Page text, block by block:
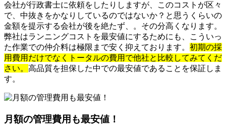
会社が行政書士に依頼をしたりしますが、このコストが区々
で、中抜きをかなりしているのではないか？と思うくらいの
金額を提示する会社が後を絶たず、。その分高くなります。
弊社はランニングコストを最安値にするためにも、こういっ
た作業での仲介料は極限まで安く抑えております。 初期の採
用費用だけでなくトータルの費用で他社と比較してみてくだ
さい。 高品質を担保した中での最安値であることを保証しま
す。
月額の管理費用も最安値！